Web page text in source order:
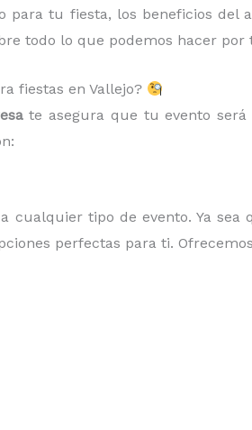
tu fiesta, los beneficios del
todo lo que podemos hacer por
fiestas en Vallejo?
te asegura que tu evento será
cualquier tipo de evento. Ya sea
perfectas para ti.